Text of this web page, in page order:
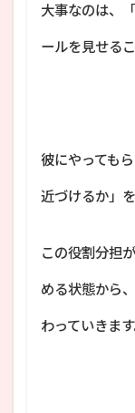
大事なのは、
ールを見せるこ
彼にやっても
近づけるか」
この役割分担
める状態から
わっていきます